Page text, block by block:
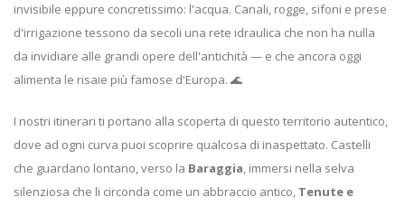
invisibile eppure concretissimo: l'acqua. Canali, rogge, sifoni e prese
d'irrigazione tessono da secoli una rete idraulica che non ha nulla
da invidiare alle grandi opere dell'antichità — e che ancora oggi
alimenta le risaie più famose d'Europa. 🌊
I nostri itinerari ti portano alla scoperta di questo territorio autentico,
dove ad ogni curva puoi scoprire qualcosa di inaspettato. Castelli
che guardano lontano, verso la Baraggia, immersi nella selva
silenziosa che li circonda come un abbraccio antico, Tenute e